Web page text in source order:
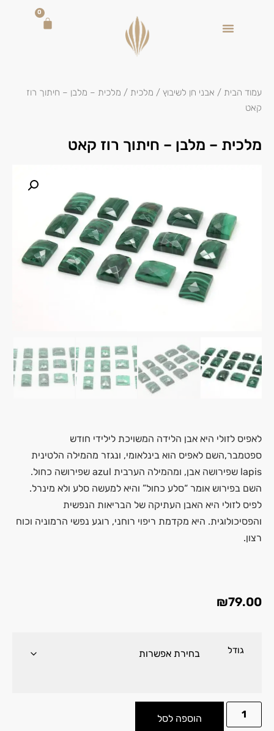
0
עמוד הבית / אבני חן לשיבוץ / מלכית / מלכית – מלבן – חיתוך רוז
קאט
מלכית – מלבן – חיתוך רוז קאט
לאפיס לזולי היא אבן הלידה המשויכת לילידי חודש
ספטמבר,השם לאפיס הוא בינלאומי, ונגזר מהמילה הלטינית
lapis שפירושה אבן, ומהמילה הערבית azul שפירושה כחול.
השם בפירוש אומר “סלע כחול” והיא למעשה סלע ולא מינרל.
לפיס לזולי היא האבן העתיקה של הבריאות הנפשית
והפסיכולוגית. היא מקדמת ריפוי רוחני, רוגע נפשי הרמוניה וכוח
רצון.
₪79.00
גודל
הוספה לסל